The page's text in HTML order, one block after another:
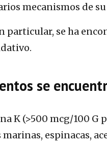
mecanismos de
se ha
se
K (>500 mcg/100
espinacas,